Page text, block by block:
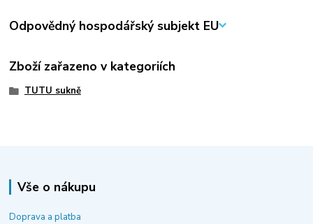
Odpovědný hospodářský subjekt EU
Zboží zařazeno v kategoriích
TUTU sukně
Vše o nákupu
Doprava a platba